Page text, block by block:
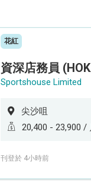
花紅
資深店務員
Sportshouse Limited
尖沙咀
20,400 - 23,900 /
刊登於 4小時前